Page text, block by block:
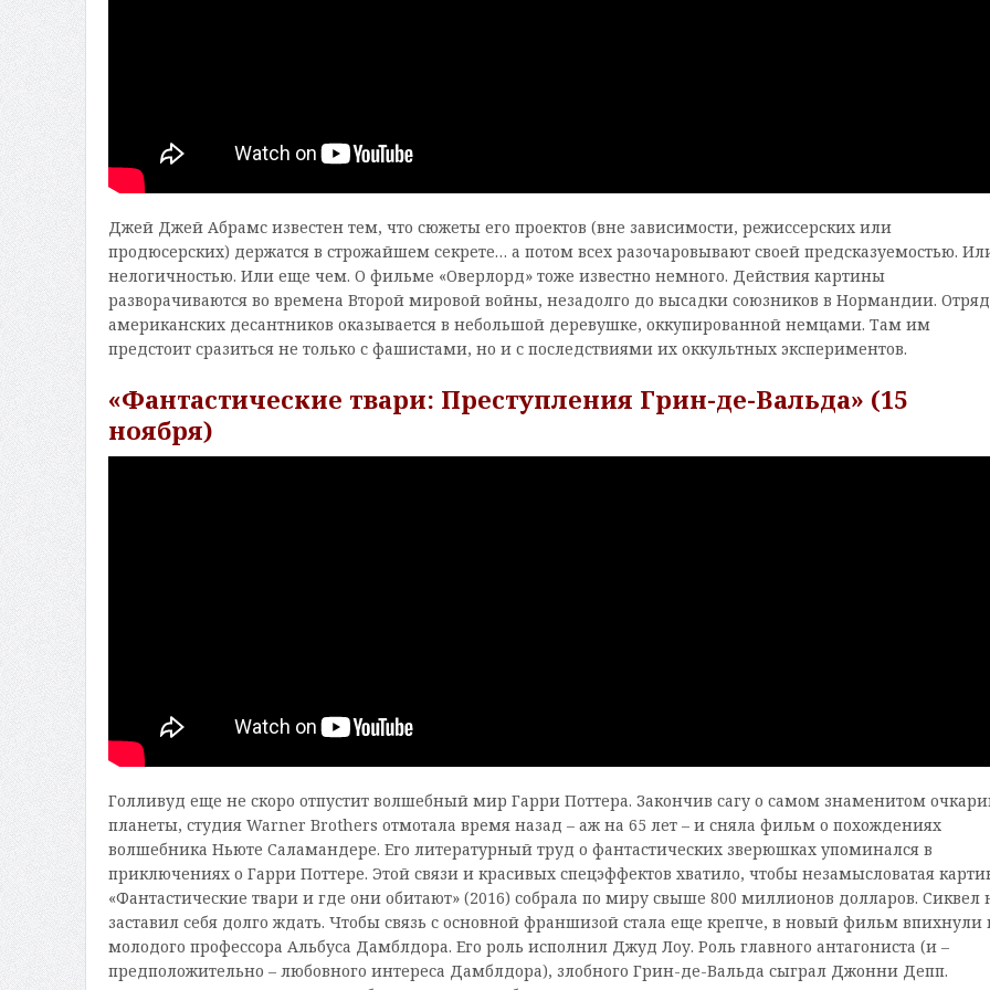
Джей Джей Абрамс известен тем, что сюжеты его проектов (вне зависимости, режиссерских или
продюсерских) держатся в строжайшем секрете… а потом всех разочаровывают своей предсказуемостью.
нелогичностью. Или еще чем. О фильме «Оверлорд» тоже известно немного. Действия картины
разворачиваются во времена Второй мировой войны, незадолго до высадки союзников в Нормандии. Отряд
американских десантников оказывается в небольшой деревушке, оккупированной немцами. Там им
предстоит сразиться не только с фашистами, но и с последствиями их оккультных экспериментов.
«Фантастические твари: Преступления Грин-де-Вальда» (15
ноября)
Голливуд еще не скоро отпустит волшебный мир Гарри Поттера. Закончив сагу о самом знаменитом
планеты, студия Warner Brothers отмотала время назад – аж на 65 лет – и сняла фильм о похождениях
волшебника Ньюте Саламандере. Его литературный труд о фантастических зверюшках упоминался в
приключениях о Гарри Поттере. Этой связи и красивых спецэффектов хватило, чтобы незамысловатая
«Фантастические твари и где они обитают» (2016) собрала по миру свыше 800 миллионов долларов. Сиквел
заставил себя долго ждать. Чтобы связь с основной франшизой стала еще крепче, в новый фильм впихнули
молодого профессора Альбуса Дамблдора. Его роль исполнил Джуд Лоу. Роль главного антагониста (и –
предположительно – любовного интереса Дамблдора), злобного Грин-де-Вальда сыграл Джонни Депп.